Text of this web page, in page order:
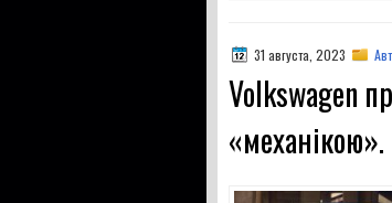
31 августа, 2023
Volkswagen